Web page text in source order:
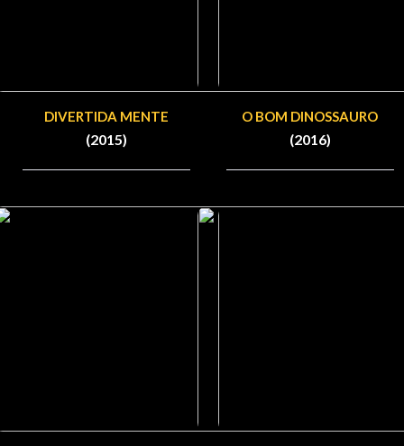
DIVERTIDA MENTE
(2015)
O BOM DINOSSAURO
(2016)